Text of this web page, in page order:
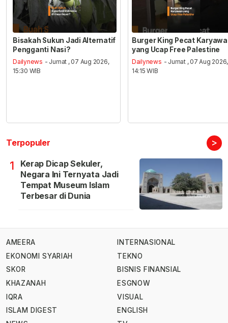
Bisakah Sukun Jadi Alternatif
Pengganti Nasi?
Dailynews - Jumat , 07 Aug 2026,
15:30 WIB
Burger King Pecat
yang Ucap Free Palestine
Dailynews - Jumat , 07 Aug 2026,
14:15 WIB
Terpopuler >
1
Kerap Dicap Sekuler,
Negara Ini Ternyata Jadi
Tempat Museum Islam
Terbesar di Dunia
AMEERA
EKONOMI SYARIAH
SKOR
KHAZANAH
IQRA
ISLAM DIGEST
INTERNASIONAL
TEKNO
BISNIS FINANSIAL
ESGNOW
VISUAL
ENGLISH